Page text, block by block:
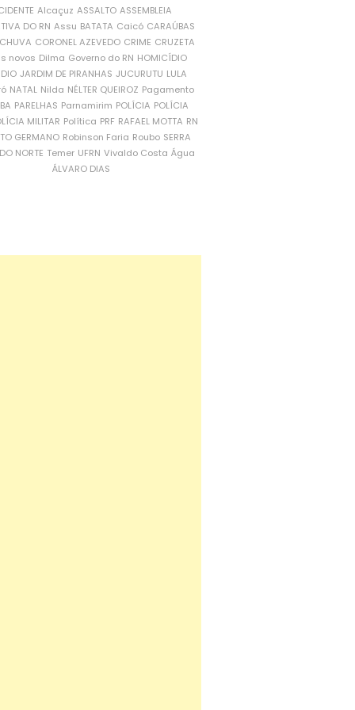
Alcaçuz ASSALTO ASSEMBLEIA
DO RN Assu BATATA Caicó CARAÚBAS
CORONEL AZEVEDO CRIME CRUZETA
novos Dilma Governo do RN HOMICÍDIO
JARDIM DE PIRANHAS JUCURUTU LULA
NATAL Nilda NÉLTER QUEIROZ Pagamento
PARELHAS Parnamirim POLÍCIA POLÍCIA
MILITAR Política PRF RAFAEL MOTTA RN
GERMANO Robinson Faria Roubo SERRA
NORTE Temer UFRN Vivaldo Costa Água
ÁLVARO DIAS